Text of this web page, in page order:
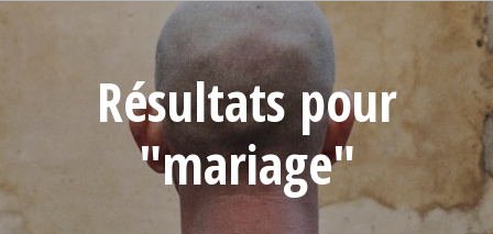
Résultats pour
"mariage"